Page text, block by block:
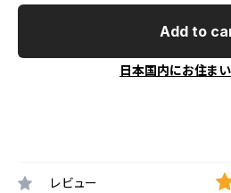
Add to
日本国内にお住ま
レビュー